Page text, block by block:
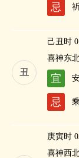
忌
丑
己丑时
喜神东
宜
忌
庚寅时
喜神西